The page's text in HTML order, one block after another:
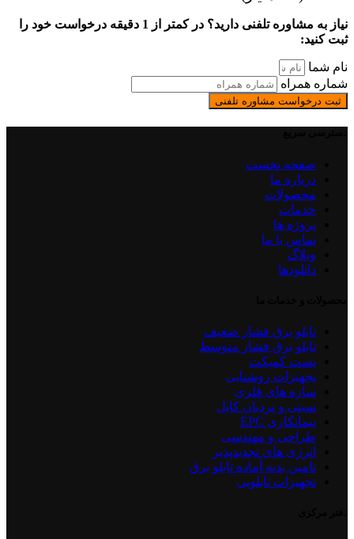
نیاز به مشاوره تلفنی دارید؟ در کمتر از 1 دقیقه درخواست خود را
ثبت کنید:
نام شما
شماره همراه
ثبت درخواست مشاوره تلفنی
صفحه نخست
درباره ما
محصولات
خدمات
پروژه ها
تماس با ما
وبلاگ
دانلودها
تابلو برق فشار ضعیف
تابلو برق فشار متوسط
پست کمپکت
تجهیزات روشنایی
سازه های فلزی
سینی و نردبان کابل
پیمانکاری EPC
طراحی و مهندسی
انرژی های تجدیدپذیر
تامین بدنه آماده تابلو برق
تجهیزات تابلویی